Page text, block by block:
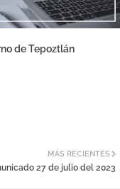
de Tepoztlán
MÁS RECIENTES
27 de julio del 2023